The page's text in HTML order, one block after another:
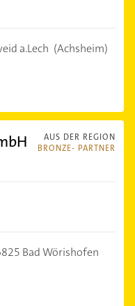
a.Lech (Achsheim)
AUS DER REGION
BRONZE- PARTNER
Bad Wörishofen